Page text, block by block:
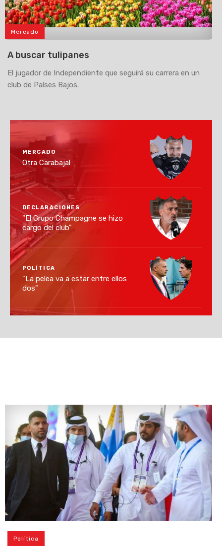
Mercado
A buscar tulipanes
El jugador de Independiente que seguirá su carrera en un
club de Países Bajos.
MERCADO
Otra Carabajal
DECLARACIONES
"El Grupo Champagne se hizo
cargo del club"
POLÍTICA
"La pelea va a estar entre ellos
dos"
Política